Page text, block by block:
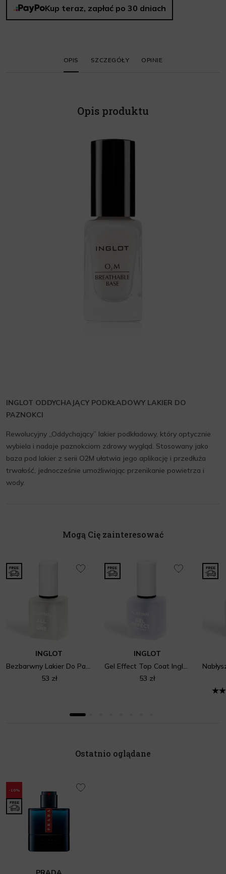
Kup teraz, zapłać po 30 dniach
OPIS SZCZEGÓŁY OPINIE
Opis produktu
INGLOT ODDYCHAJĄCY PODKŁADOWY LAKIER DO
PAZNOKCI
Rewolucyjny „Oddychający” lakier podkładowy, który optycznie
wybiela i nadaje paznokciom zdrowy wygląd. Stosowany jako
baza pod lakier z serii O2M ułatwia jego aplikację i przedłuża
trwałość, jednocześnie umożliwiając przenikanie powietrza i
wody.
Mogą Cię zainteresować
INGLOT
Bezbarwny Lakier Do Paznokci All In One Inglot Playinn 19
53 zł
INGLOT
Gel Effect Top Coat Inglot Playinn 17
53 zł
Ostatnio oglądane
-10%